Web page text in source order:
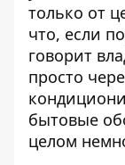
только от
что, если
говорит
просто
бытовые
целом